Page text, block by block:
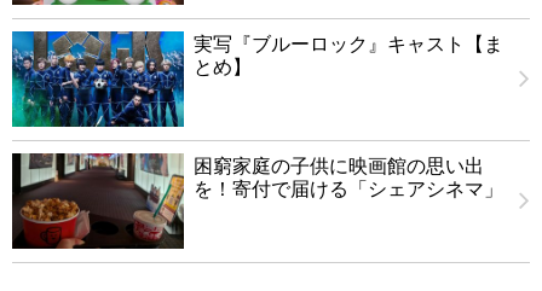
実写『ブルーロック』キャスト【ま
とめ】
困窮家庭の子供に映画館の思い出
を！寄付で届ける「シェアシネマ」